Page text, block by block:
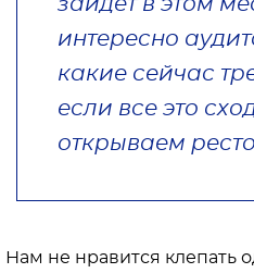
интересно
какие сейчас
если все это
открываем
Нам не нравится клепать